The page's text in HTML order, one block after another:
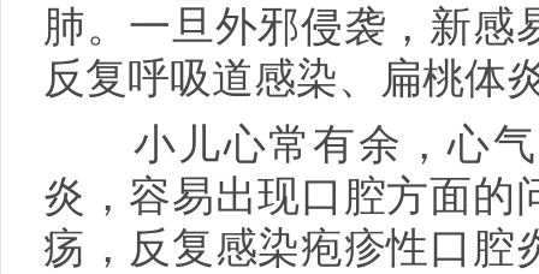
肺。一旦外邪侵袭，新感
反复呼吸道感染、扁桃体
小儿心常有余，心气
炎，容易出现口腔方面的
疡，反复感染疱疹性口腔